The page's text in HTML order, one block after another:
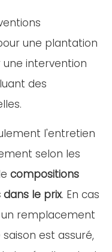
une plantation
une intervention
des
l'entretien
selon les
compositions
le prix. En cas
remplacement
est assuré,